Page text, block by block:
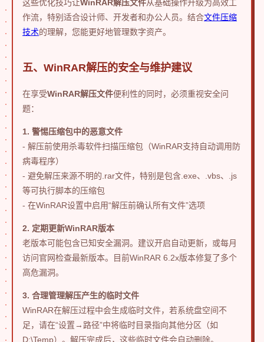
这些优化技巧让WinRAR解压文件从基础操作升级为高效工
作流，特别适合设计师、开发者和办公人员。结合文件压缩
技术的理解，您能更好地管理数字资产。
五、WinRAR解压的安全与维护建议
在享受WinRAR解压文件便利性的同时，必须重视安全问
题：
1. 警惕压缩包中的恶意文件
- 解压前使用杀毒软件扫描压缩包（WinRAR支持自动调用防
病毒程序）
- 避免解压来源不明的.rar文件，特别是包含.exe、.vbs、.js
等可执行脚本的压缩包
- 在WinRAR设置中启用“解压前确认所有文件”选项
2. 定期更新WinRAR版本
老版本可能包含已知安全漏洞。建议开启自动更新，或每月
访问官网检查最新版本。目前WinRAR 6.2x版本修复了多个
高危漏洞。
3. 合理管理解压产生的临时文件
WinRAR在解压过程中会生成临时文件，若系统盘空间不
足，请在“设置→路径”中将临时目录指向其他分区（如
D:\Temp）。解压完成后，这些临时文件会自动删除。